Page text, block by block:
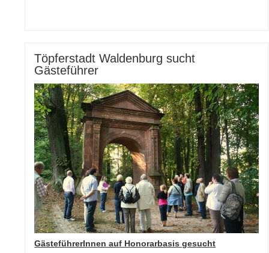
Töpferstadt Waldenburg sucht
Gästeführer
GästeführerInnen auf Honorarbasis gesucht